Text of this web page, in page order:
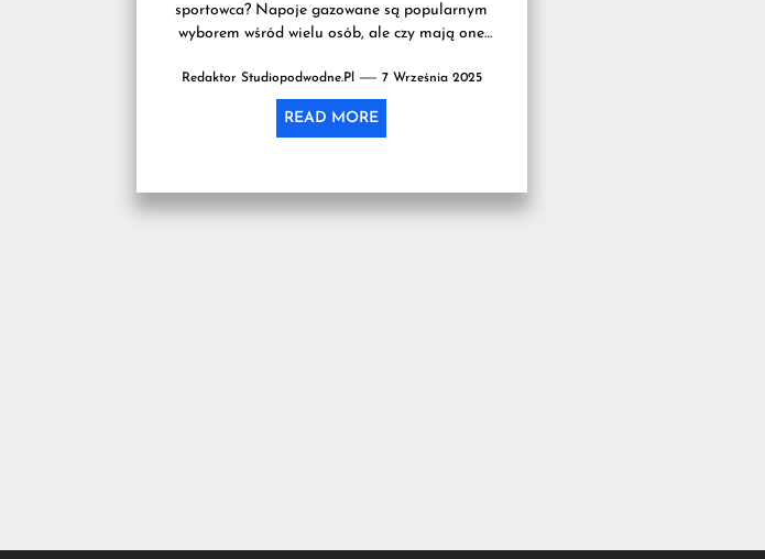
sportowca? Napoje gazowane są popularnym
wyborem wśród wielu osób, ale czy mają one
Redaktor Studiopodwodne.pl 7 Września 2025
READ MORE